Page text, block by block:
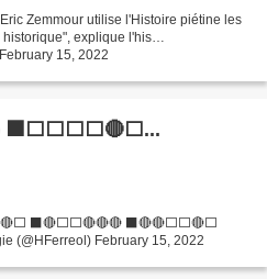
Zemmour utilise l'Histoire piétine les
explique l'his…
15, 2022
⬛⬜⬜⬜⬜🔴⬜...
⬛🔴⬜⬜🔴🔴🔴 ⬛🔴🔴⬜⬜🔴⬜
(@HFerreol) February 15, 2022